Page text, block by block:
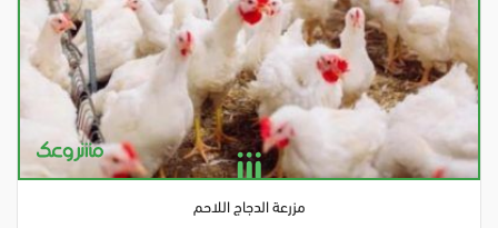
مزرعة الدجاج اللاحم